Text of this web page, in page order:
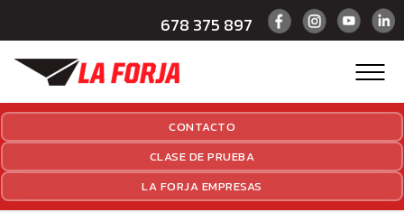
678 375 897
CONTACTO
CLASE DE PRUEBA
LA FORJA EMPRESAS